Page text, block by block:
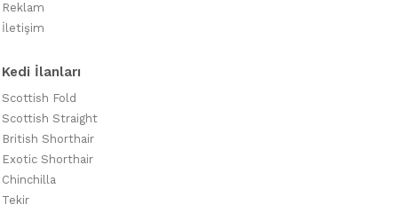
Reklam
İletişim
Kedi İlanları
Scottish Fold
Scottish Straight
British Shorthair
Exotic Shorthair
Chinchilla
Tekir